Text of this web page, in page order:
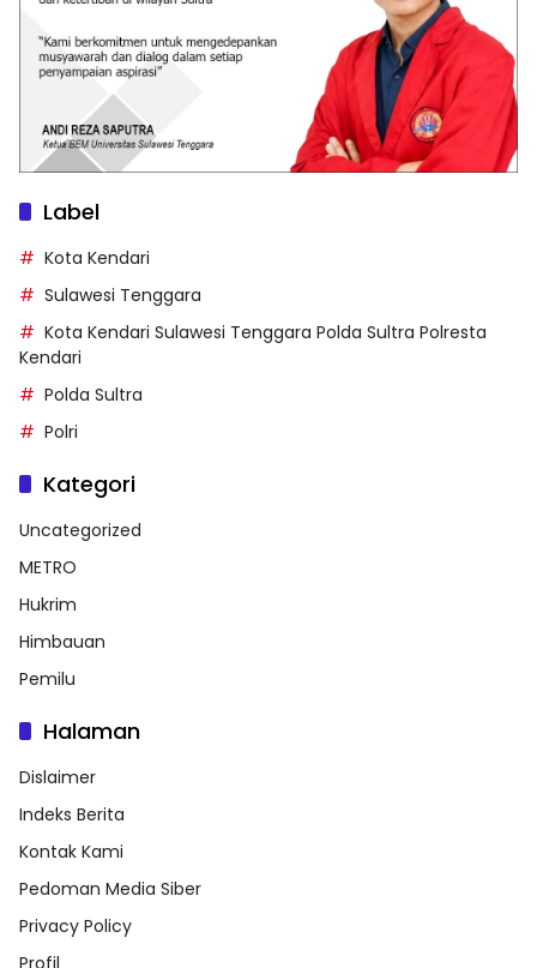
Label
Kota Kendari
Sulawesi Tenggara
Kota Kendari Sulawesi Tenggara Polda Sultra Polresta
Kendari
Polda Sultra
Polri
Kategori
Uncategorized
METRO
Hukrim
Himbauan
Pemilu
Halaman
Dislaimer
Indeks Berita
Kontak Kami
Pedoman Media Siber
Privacy Policy